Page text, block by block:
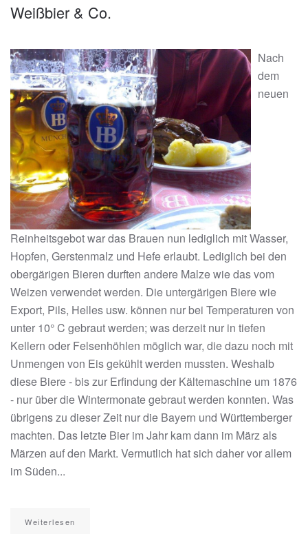
Weißbier & Co.
Nach
dem
neuen
Reinheitsgebot war das Brauen nun lediglich mit Wasser,
Hopfen, Gerstenmalz und Hefe erlaubt. Lediglich bei den
obergärigen Bieren durften andere Malze wie das vom
Weizen verwendet werden. Die untergärigen Biere wie
Export, Pils, Helles usw. können nur bei Temperaturen von
unter 10° C gebraut werden; was derzeit nur in tiefen
Kellern oder Felsenhöhlen möglich war, die dazu noch mit
Unmengen von Eis gekühlt werden mussten. Weshalb
diese Biere - bis zur Erfindung der Kältemaschine um 1876
- nur über die Wintermonate gebraut werden konnten. Was
übrigens zu dieser Zeit nur die Bayern und Württemberger
machten. Das letzte Bier im Jahr kam dann im März als
Märzen auf den Markt. Vermutlich hat sich daher vor allem
im Süden...
Weiterlesen